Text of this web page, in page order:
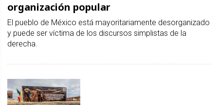
organización popular
El pueblo de México está mayoritariamente desorganizado
y puede ser víctima de los discursos simplistas de la
derecha.